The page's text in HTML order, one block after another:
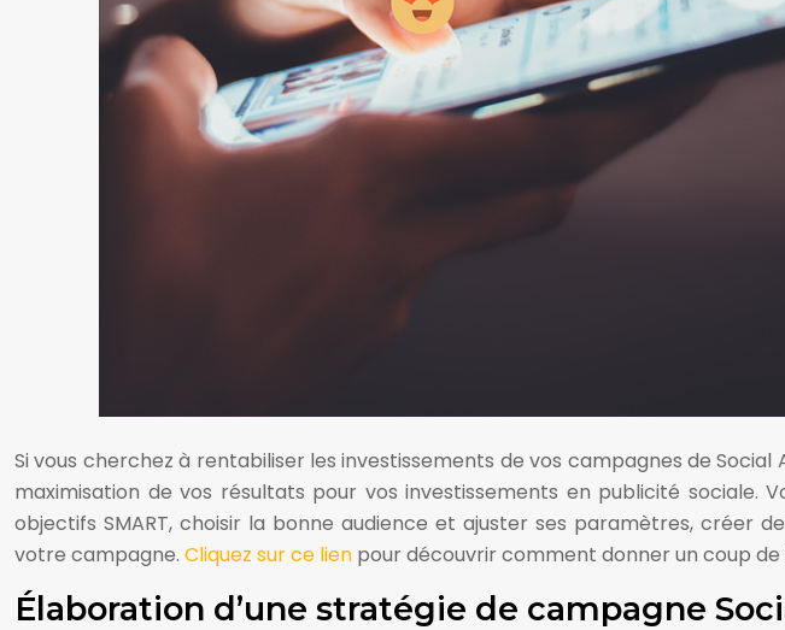
Si vous cherchez à rentabiliser les investissements de vos campagnes de
maximisation de vos résultats pour vos investissements en publicité
objectifs SMART, choisir la bonne audience et ajuster ses paramètres,
votre campagne. Cliquez sur ce lien pour découvrir comment donner un coup
Élaboration d’une stratégie de campagne